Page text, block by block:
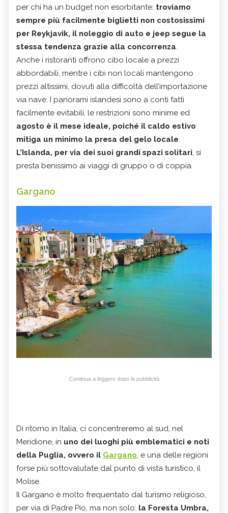
per chi ha un budget non esorbitante: troviamo
sempre più facilmente biglietti non costosissimi
per Reykjavik, il noleggio di auto e jeep segue la
stessa tendenza grazie alla concorrenza.
Anche i ristoranti offrono cibo locale a prezzi
abbordabili, mentre i cibi non locali mantengono
prezzi altissimi, dovuti alla difficoltà dell’importazione
via nave. I panorami islandesi sono a conti fatti
facilmente evitabili, le restrizioni sono minime ed
agosto è il mese ideale, poiché il caldo estivo
mitiga un minimo la presa del gelo locale.
L’Islanda, per via dei suoi grandi spazi solitari, si
presta benissimo ai viaggi di gruppo o di coppia.
Gargano
Continua a leggere dopo la pubblicità
Di ritorno in Italia, ci concentreremo al sud, nel
Meridione, in uno dei luoghi più emblematici e noti
della Puglia, ovvero il Gargano, e una delle regioni
forse più sottovalutate dal punto di vista turistico, il
Molise.
Il Gargano è molto frequentato dal turismo religioso,
per via di Padre Pio, ma non solo: la Foresta Umbra,